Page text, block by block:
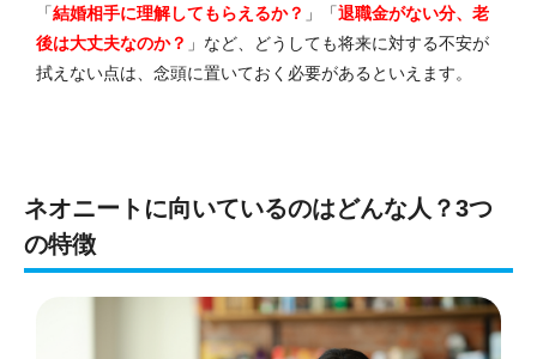
「結婚相手に理解してもらえるか？ 」「退職金がない分、老
後は大丈夫なのか？ 」など、どうしても将来に対する不安が
拭えない点は、念頭に置いておく必要があるといえます。
ネオニートに向いているのはどんな人？3つ
の特徴